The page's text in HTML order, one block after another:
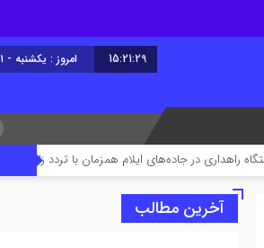
15:21:29 امروز : یکشنبه - ۱۱ مرداد - ۱۴۰۵
آخرین مطالب